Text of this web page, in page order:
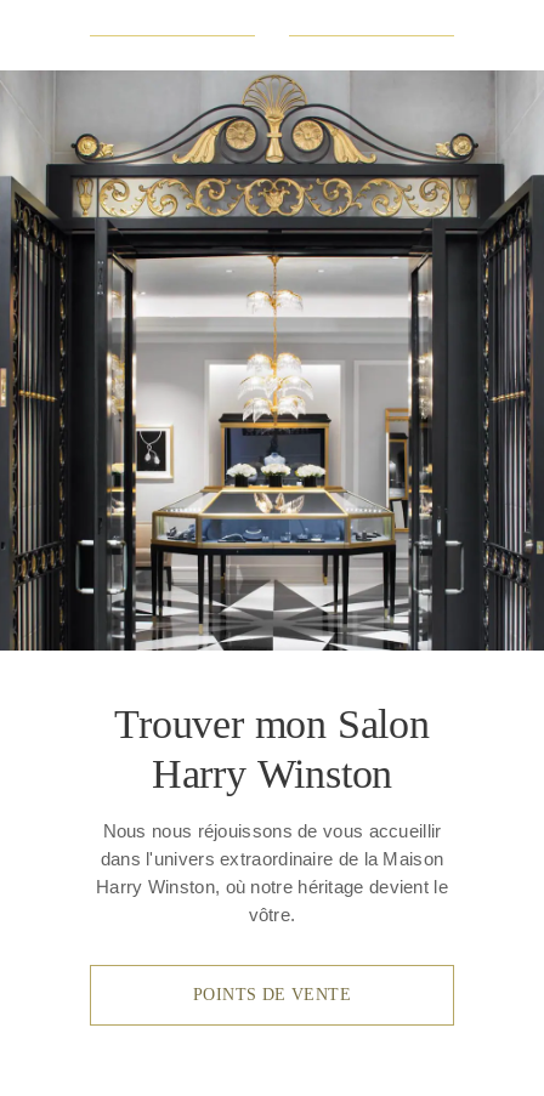
Trouver mon Salon
Harry Winston
Nous nous réjouissons de vous accueillir
dans l'univers extraordinaire de la Maison
Harry Winston, où notre héritage devient le
vôtre.
POINTS DE VENTE